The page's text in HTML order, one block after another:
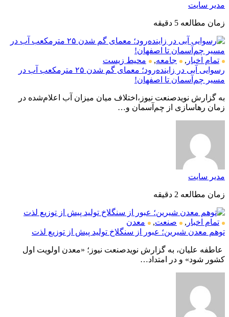
مدیر سایت
زمان مطالعه 5 دقیقه
تمام اخبار , جامعه,
محیط زیست
رسوایی آبی در زاینده‌رود؛ معمای گم شدن ۲۵ مترمکعب آب در
مسیر چم‌آسمان تا اصفهان!
به گزارش نویدصنعت نیوز،اختلاف میان میزان آب اعلام‌شده در
زمان رهاسازی از چم‌آسمان و…
مدیر سایت
زمان مطالعه 2 دقیقه
تمام اخبار , صنعت,
معدن
توهم معدن شیرین؛ عبور از سنگلاخ تولید پیش از توزیع لذت
عاطفه علیان، به گزارش نویدصنعت نیوز؛ «معدن اولویت اول
کشور شود» و در امتداد…